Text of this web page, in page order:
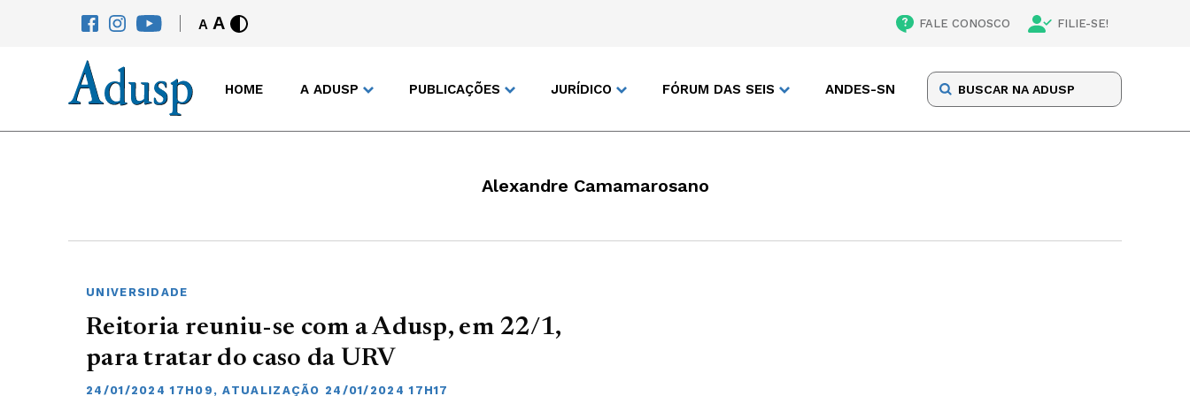
A A FALE CONOSCO FILIE-SE!
HOME A ADUSP PUBLICAÇÕES JURÍDICO FÓRUM DAS SEIS ANDES-SN
Alexandre Camamarosano
UNIVERSIDADE
Reitoria reuniu-se com a Adusp, em 22/1,
para tratar do caso da URV
24/01/2024 17H09, ATUALIZAÇÃO 24/01/2024 17H17